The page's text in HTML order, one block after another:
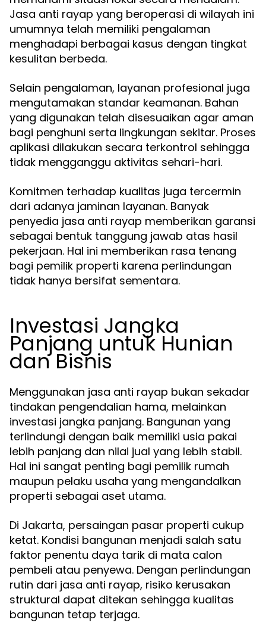
Jasa anti rayap yang beroperasi di wilayah ini
umumnya telah memiliki pengalaman
menghadapi berbagai kasus dengan tingkat
kesulitan berbeda.
Selain pengalaman, layanan profesional juga
mengutamakan standar keamanan. Bahan
yang digunakan telah disesuaikan agar aman
bagi penghuni serta lingkungan sekitar. Proses
aplikasi dilakukan secara terkontrol sehingga
tidak mengganggu aktivitas sehari-hari.
Komitmen terhadap kualitas juga tercermin
dari adanya jaminan layanan. Banyak
penyedia jasa anti rayap memberikan garansi
sebagai bentuk tanggung jawab atas hasil
pekerjaan. Hal ini memberikan rasa tenang
bagi pemilik properti karena perlindungan
tidak hanya bersifat sementara.
Investasi Jangka
Panjang untuk Hunian
dan Bisnis
Menggunakan jasa anti rayap bukan sekadar
tindakan pengendalian hama, melainkan
investasi jangka panjang. Bangunan yang
terlindungi dengan baik memiliki usia pakai
lebih panjang dan nilai jual yang lebih stabil.
Hal ini sangat penting bagi pemilik rumah
maupun pelaku usaha yang mengandalkan
properti sebagai aset utama.
Di Jakarta, persaingan pasar properti cukup
ketat. Kondisi bangunan menjadi salah satu
faktor penentu daya tarik di mata calon
pembeli atau penyewa. Dengan perlindungan
rutin dari jasa anti rayap, risiko kerusakan
struktural dapat ditekan sehingga kualitas
bangunan tetap terjaga.